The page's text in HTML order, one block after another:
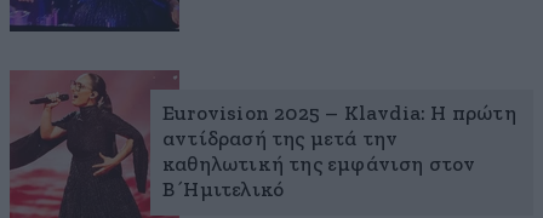
Eurovision 2025 – Klavdia: Η πρώτη
αντίδρασή της μετά την
καθηλωτική της εμφάνιση στον
Β΄Ημιτελικό